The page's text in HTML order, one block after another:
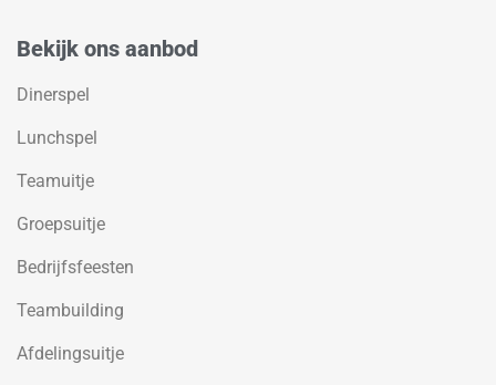
Bekijk ons aanbod
Dinerspel
Lunchspel
Teamuitje
Groepsuitje
Bedrijfsfeesten
Teambuilding
Afdelingsuitje